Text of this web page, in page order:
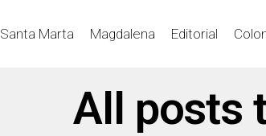
Santa Marta Magdalena Editorial
All posts